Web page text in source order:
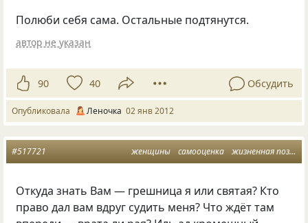
Полюби себя сама. Остальные подтянутся.
автор не указан
90 40 Обсудить
Опубликовала Ленoчка 02 янв 2012
женщины самооценка жизненная позиция
#517721
Откуда знать Вам — грешница я или святая? Кто
право дал вам вдруг судить меня? Что ждёт там